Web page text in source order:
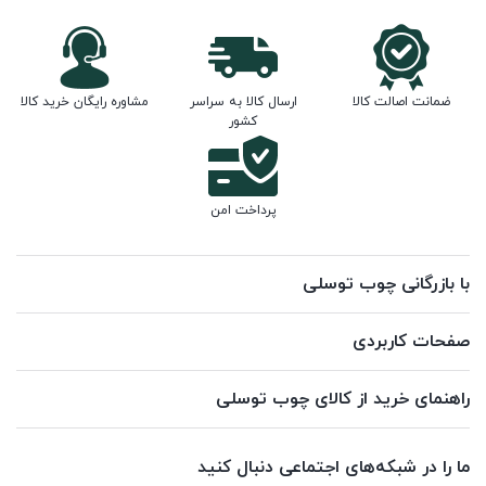
ضمانت اصالت کالا
ارسال کالا به سراسر
کشور
مشاوره رایگان خرید کالا
پرداخت امن
با بازرگانی چوب توسلی
صفحات کاربردی
راهنمای خرید از کالای چوب توسلی
ما را در شبکه‌های اجتماعی دنبال کنید